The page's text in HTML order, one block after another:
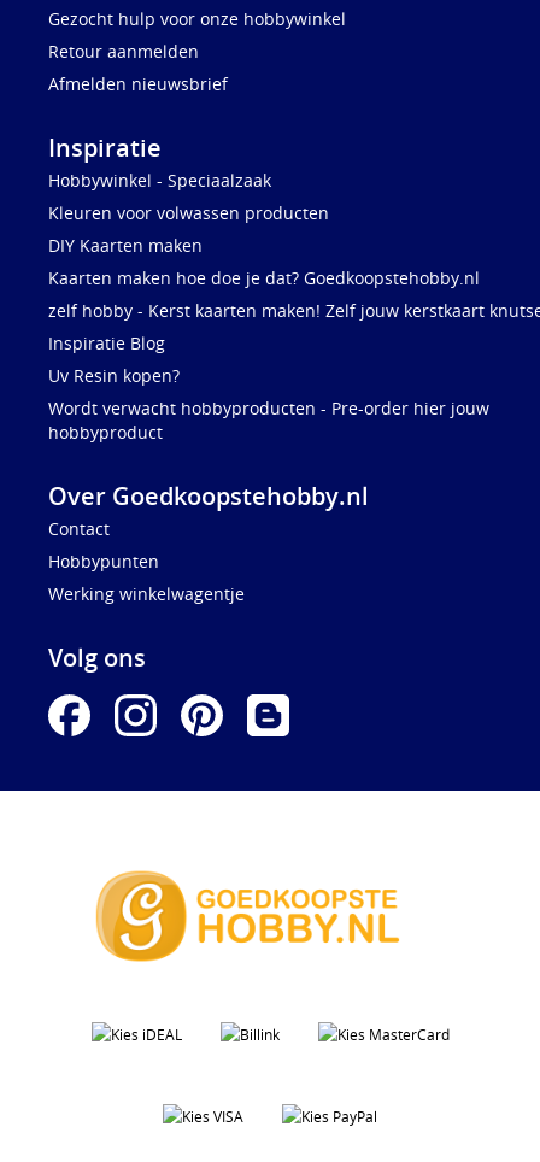
Gezocht hulp voor onze hobbywinkel
Retour aanmelden
Afmelden nieuwsbrief
Inspiratie
Hobbywinkel - Speciaalzaak
Kleuren voor volwassen producten
DIY Kaarten maken
Kaarten maken hoe doe je dat? Goedkoopstehobby.nl
zelf hobby - Kerst kaarten maken! Zelf jouw kerstkaart
Inspiratie Blog
Uv Resin kopen?
Wordt verwacht hobbyproducten - Pre-order hier jouw
hobbyproduct
Over Goedkoopstehobby.nl
Contact
Hobbypunten
Werking winkelwagentje
Volg ons